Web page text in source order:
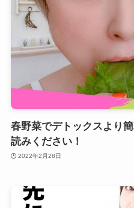
春野菜でデトックスより
読みください！
2022年2月28日